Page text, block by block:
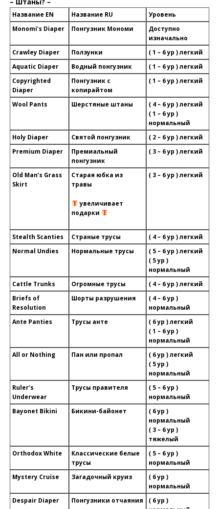
Название EN Название RU
Уровень
Monomi’s Diaper
Понгузник Мономи
Доступно
изначально
Crawley Diaper
Ползунки
( 1 – 6 ур ) легкий
Aquatic Diaper
Водный понгузник
( 1 – 6 ур ) легкий
Copyrighted
Diaper
Понгузник с
копирайтом
( 1 – 6 ур ) легкий
Wool Pants Шерстяные штаны
( 4 – 6 ур ) легкий
( 1 – 6 ур )
нормальный
Holy Diaper
Святой понгузник
( 2 – 6 ур ) легкий
Premium Diaper
Премиальный
понгузник
( 3 – 6 ур ) легкий
Old Man’s Grass
Skirt
Старая юбка из
травы
увеличивает
подарки
( 3 – 6 ур ) легкий
Stealth Scanties Страные трусы
( 4 – 6 ур ) легкий
Normal Undies
Нормальные трусы
( 5 – 6 ур ) легкий
( 5 ур )
нормальный
Cattle Trunks
Огромные трусы
( 4 – 6 ур ) легкий
Briefs of
Resolution
Шорты разрушения
( 4 – 6 ур )
нормальный
Ante Panties
Трусы анте
( 6 ур ) легкий
( 1 – 6 ур )
нормальный
All or Nothing
Пан или пропал
( 6 ур ) легкий
( 5 ур )
нормальный
Ruler’s
Underwear
Трусы правителя
( 5 – 6 ур )
нормальный
Bayonet Bikini
Бикини-байонет
( 6 ур )
нормальный
( 3 – 6 ур )
тяжелый
Orthodox White
Классические белые
трусы
( 5 – 6 ур )
нормальный
Mystery Cruise
Загадочный круиз
( 6 ур )
нормальный
Despair Diaper
Понгузники отчаяния
( 6 ур )